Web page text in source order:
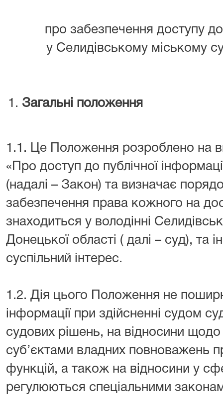
про забезпечення доступу до
у Селидівському міському
Загальні положення
1.1. Це Положення розроблено на
«Про доступ до публічної
(надалі – Закон) та визначає
забезпечення права кожного на
знаходиться у володінні
Донецької області ( далі – суд), та
суспільний інтерес.
1.2. Дія цього Положення не
інформації при здійсненні судом
судових рішень, на відносини
суб’єктами владних повноважень
функцій, а також на відносини у
регулюються спеціальними